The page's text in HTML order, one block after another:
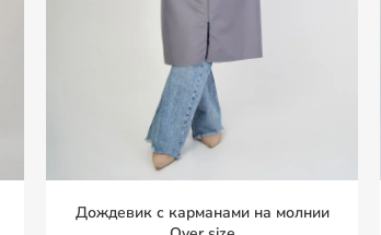
Дождевик с карманами на молнии